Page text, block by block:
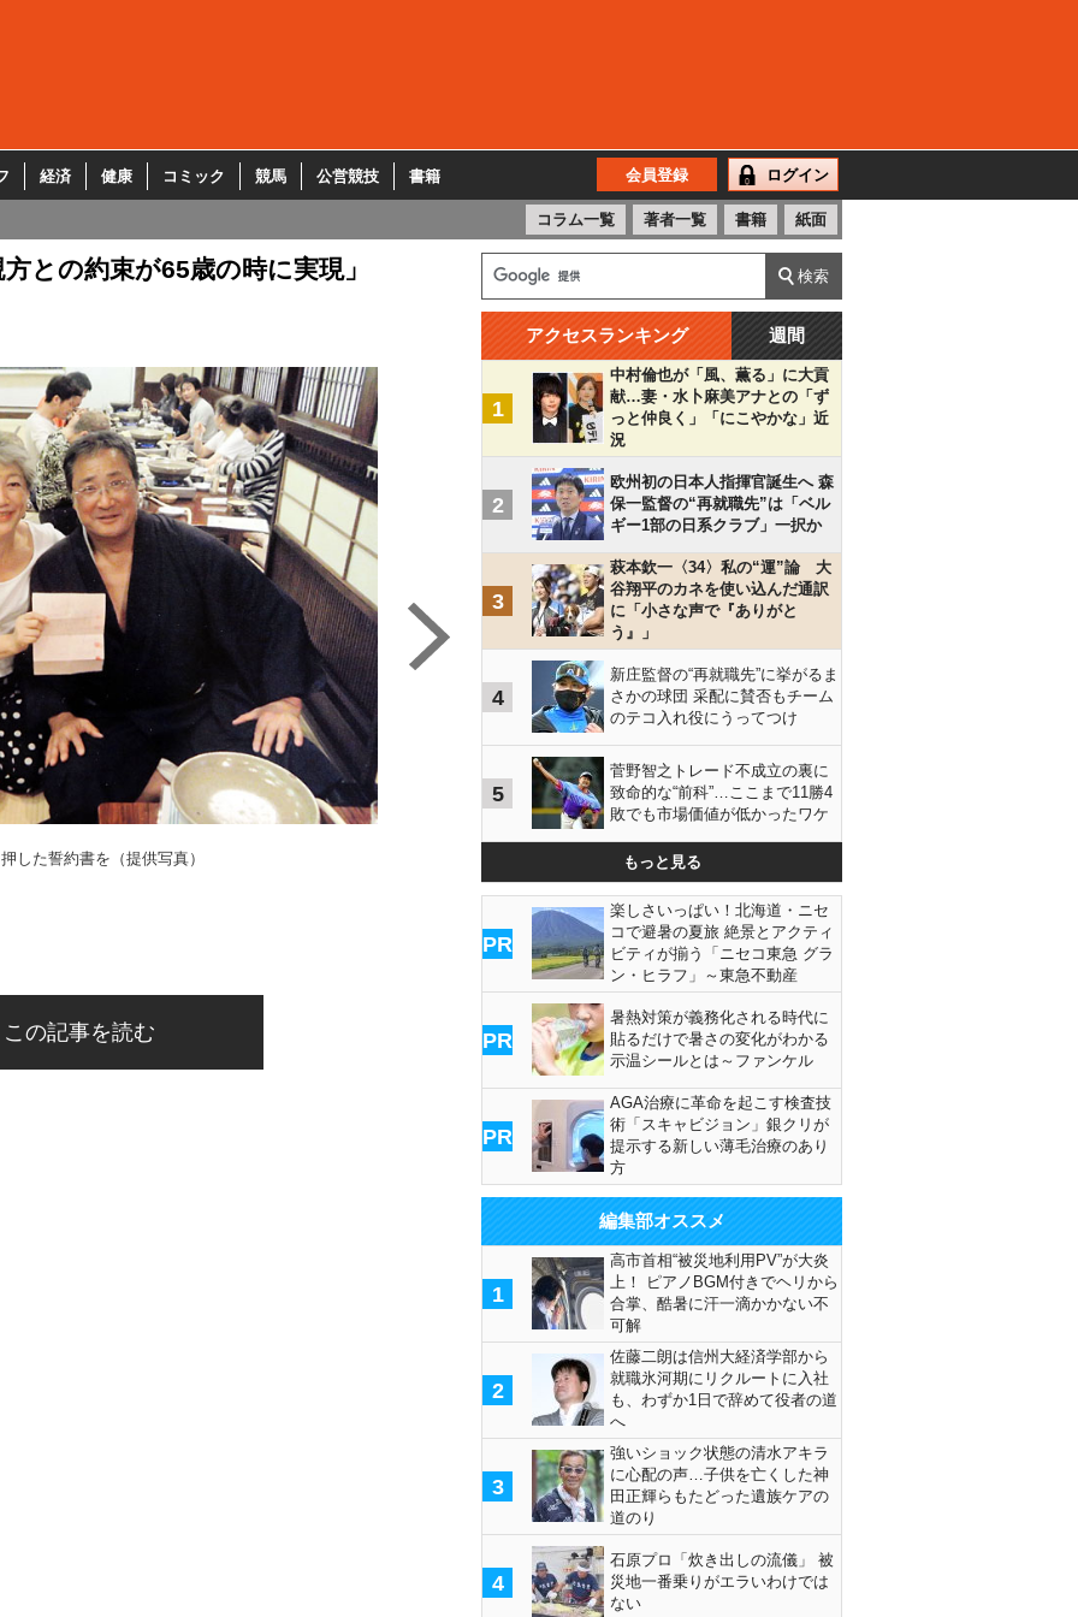
経済 健康 コミック 競馬 公営競技 書籍 会員登録 ログイン
コラム一覧 著者一覧 書籍 紙面
との約束が65歳の時に実現」
した誓約書を（提供写真）
向かい合って股割り（提供写真）
この記事を読む
アクセスランキング 週間
1
中村倫也が「風、薫る」に大貢
献…妻・水卜麻美アナとの「ず
っと仲良く」「にこやかな」近
況
2
欧州初の日本人指揮官誕生へ 森
保一監督の“再就職先”は「ベル
ギー1部の日系クラブ」一択か
3
萩本欽一〈34〉私の“運”論 大
谷翔平のカネを使い込んだ通訳
に「小さな声で『ありがと
う』」
4
新庄監督の“再就職先”に挙がるま
さかの球団 采配に賛否もチーム
のテコ入れ役にうってつけ
5
菅野智之トレード不成立の裏に
致命的な“前科”…ここまで11勝4
敗でも市場価値が低かったワケ
もっと見る
PR
楽しさいっぱい！北海道・ニセ
コで避暑の夏旅 絶景とアクティ
ビティが揃う「ニセコ東急 グラ
ン・ヒラフ」～東急不動産
PR
暑熱対策が義務化される時代に
貼るだけで暑さの変化がわかる
示温シールとは～ファンケル
PR
AGA治療に革命を起こす検査技
術「スキャビジョン」銀クリが
提示する新しい薄毛治療のあり
方
編集部オススメ
1
高市首相“被災地利用PV”が大炎
上！ ピアノBGM付きでヘリから
合掌、酷暑に汗一滴かかない不
可解
2
佐藤二朗は信州大経済学部から
就職氷河期にリクルートに入社
も、わずか1日で辞めて役者の道
へ
3
強いショック状態の清水アキラ
に心配の声…子供を亡くした神
田正輝らもたどった遺族ケアの
道のり
4
石原プロ「炊き出しの流儀」 被
災地一番乗りがエラいわけでは
ない